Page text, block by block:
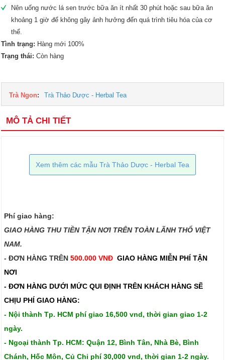
Nên uống nước lá sen trước bữa ăn ít nhất 30 phút hoặc sau bữa ăn
khoảng 1 giờ để không gây ảnh hưởng đến quá trình tiêu hóa của cơ
thể.
Tình trạng: Hàng mới 100%
Trạng thái:Còn hàng
Trà Ngon: Trà Thảo Dược - Herbal Tea
MÔ TẢ CHI TIẾT
Xem thêm các mẫu Trà Thảo Dược - Herbal Tea
Phí giao hàng:
GIAO HÀNG THU TIỀN TẬN NƠI TRÊN TOÀN LÃNH THỔ VIỆT
NAM.​​
- ĐƠN HÀNG TRÊN500.000 VNĐ GIAO HÀNG MIỄN PHÍ TẬN
NƠI
- ĐƠN HÀNG DƯỚI MỨC QUI ĐỊNH TRÊN KHÁCH HÀNG SẼ
CHỊU PHÍ GIAO HÀNG:
- Nội thành Tp. HCM phí giao 16,500 vnd, thời gian giao 1-2
ngày.
- Ngoại thành Tp. HCM: Quận 12, Bình Tân, Nhà Bè, Bình
Chánh, Hốc Môn, Củ Chi phí 30,000 vnd, thời gian 1-2 ngày.